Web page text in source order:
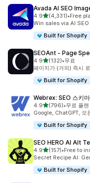
Avada AI SEO
4.9별 5개 중
(4,331)
총 리뷰 4331개
•Free
Win sales via AI
Built for Shopify
SEOAnt ‑ Page
4.9별 5개 중
(132)
총 리뷰 132개
•무료
페이지가 (거의) 즉시
Built for Shopify
Webrex: SEO 스키
4.9별 5개 중
(796)
총 리뷰 796개
•무료 플
Google, ChatGPT, 모
Built for Shopify
SEO HERO AI Alt
4.9별 5개 중
(157)
총 리뷰 157개
•Free to
Secret Recipe AI:
Built for Shopify